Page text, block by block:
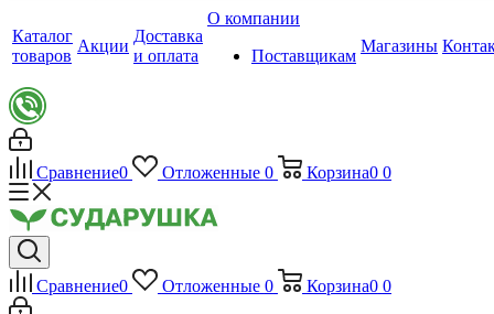
Каталог
товаров
Акции
Доставка
и оплата
О компании
Поставщикам
Магазины
Сравнение0 Отложенные 0 Корзина0 0
Сравнение0 Отложенные 0 Корзина0 0